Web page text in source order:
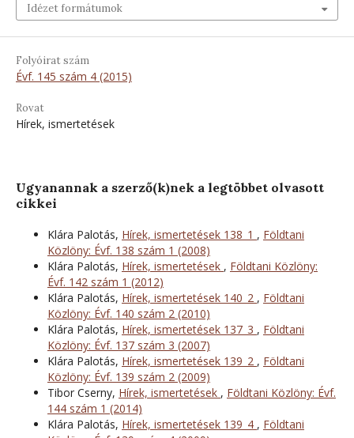
Idézet formátumok
Folyóirat szám
Évf. 145 szám 4 (2015)
Rovat
Hírek, ismertetések
Ugyanannak a szerző(k)nek a legtöbbet olvasott
cikkei
Klára Palotás, Hírek, ismertetések 138_1 , Földtani
Közlöny: Évf. 138 szám 1 (2008)
Klára Palotás, Hírek, ismertetések , Földtani Közlöny:
Évf. 142 szám 1 (2012)
Klára Palotás, Hírek, ismertetések 140_2 , Földtani
Közlöny: Évf. 140 szám 2 (2010)
Klára Palotás, Hírek, ismertetések 137_3 , Földtani
Közlöny: Évf. 137 szám 3 (2007)
Klára Palotás, Hírek, ismertetések 139_2 , Földtani
Közlöny: Évf. 139 szám 2 (2009)
Tibor Cserny, Hírek, ismertetések , Földtani Közlöny: Évf.
144 szám 1 (2014)
Klára Palotás, Hírek, ismertetések 139_4 , Földtani